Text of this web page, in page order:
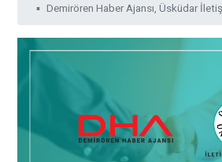
Demirören Haber Ajansı, Üsküdar İletişim'in dış